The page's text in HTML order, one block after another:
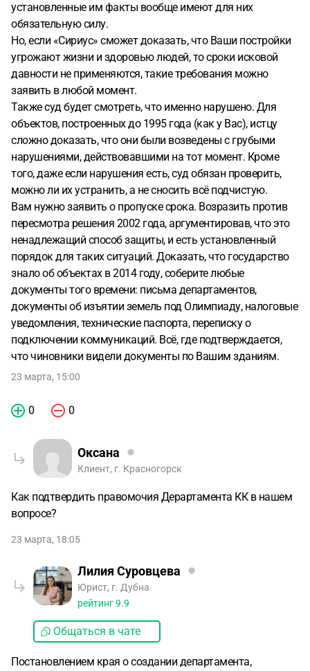
установленные им факты вообще имеют для них
обязательную силу.
Но, если «Сириус» сможет доказать, что Ваши постройки
угрожают жизни и здоровью людей, то сроки исковой
давности не применяются, такие требования можно
заявить в любой момент.
Также суд будет смотреть, что именно нарушено. Для
объектов, построенных до 1995 года (как у Вас), истцу
сложно доказать, что они были возведены с грубыми
нарушениями, действовавшими на тот момент. Кроме
того, даже если нарушения есть, суд обязан проверить,
можно ли их устранить, а не сносить всё подчистую.
Вам нужно заявить о пропуске срока. Возразить против
пересмотра решения 2002 года, аргументировав, что это
ненадлежащий способ защиты, и есть установленный
порядок для таких ситуаций. Доказать, что государство
знало об объектах в 2014 году, соберите любые
документы того времени: письма департаментов,
документы об изъятии земель под Олимпиаду, налоговые
уведомления, технические паспорта, переписку о
подключении коммуникаций. Всё, где подтверждается,
что чиновники видели документы по Вашим зданиям.
23 марта, 15:00
0 0
Оксана
Клиент, г. Красногорск
Как подтвердить правомочия Дерартамента КК в нашем
вопросе?
23 марта, 18:05
Лилия Суровцева
Юрист, г. Дубна
рейтинг9.9
Общаться в чате
Постановлением края о создании департамента,